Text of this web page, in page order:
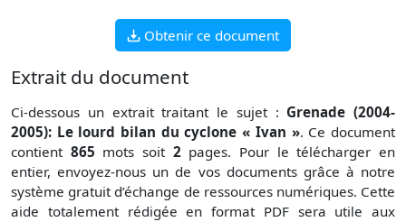
Obtenir ce document
Extrait du document
Ci-dessous un extrait traitant le sujet : Grenade (2004-
2005): Le lourd bilan du cyclone « Ivan ». Ce document
contient 865 mots soit 2pages. Pour le télécharger en
entier, envoyez-nous un de vos documents grâce à notre
système gratuitd’échange de ressources numériques. Cette
aide totalement rédigée en format PDF sera utile aux